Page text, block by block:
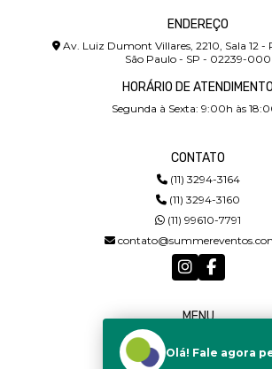
ENDEREÇO
Av. Luiz Dumont Villares, 2210, Sala 12 -
São Paulo - SP - 02239-000
HORÁRIO DE ATENDIMENTO
Segunda à Sexta: 9:00h às
CONTATO
(11) 3294-3164
(11) 3294-3160
(11) 99610-7791
MENU
QUEM SOMOS
Olá! Fale agora